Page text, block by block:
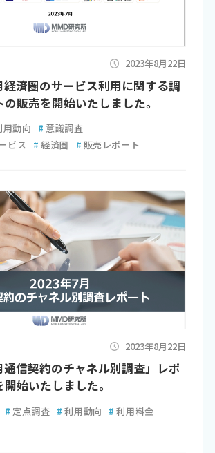
2023年8月22日
経済圏のサービス利用に関する調
販売を開始いたしました。
用動向 # 意識調査
ビス # 経済圏 # 販売レポート
2023年8月22日
通信契約のチャネル別調査」レポ
始いたしました。
# 定点調査 # 利用動向 # 利用料金